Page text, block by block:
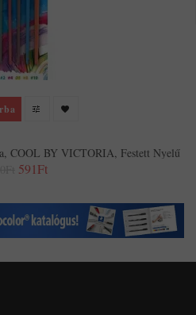
COOL BY VICTORIA, Festett Nyelű
591Ft